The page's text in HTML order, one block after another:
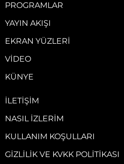
PROGRAMLAR
YAYIN AKIŞI
EKRAN YÜZLERI
VIDEO
KÜNYE
İLETIŞIM
NASIL İZLERIM
KULLANIM KOŞULLARI
GIZLILIK VE KVKK POLITIKASI